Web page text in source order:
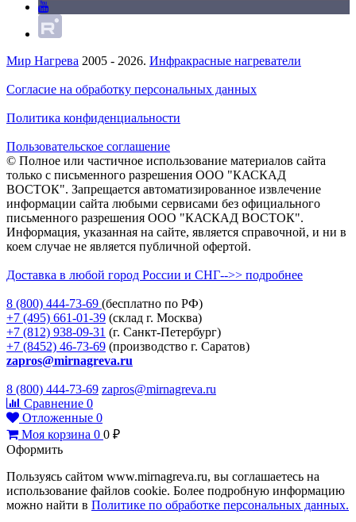
Мир Нагрева 2005 - 2026. Инфракрасные нагреватели
Согласие на обработку персональных данных
Политика конфиденциальности
Пользовательское соглашение
© Полное или частичное использование материалов сайта
только с письменного разрешения ООО "КАСКАД
ВОСТОК". Запрещается автоматизированное извлечение
информации сайта любыми сервисами без официального
письменного разрешения ООО "КАСКАД ВОСТОК".
Информация, указанная на сайте, является справочной, и ни в
коем случае не является публичной офертой.
Доставка в любой город России и СНГ-->> подробнее
8 (800) 444-73-69 (бесплатно по РФ)
+7 (495) 661-01-39 (склад г. Москва)
+7 (812) 938-09-31 (г. Санкт-Петербург)
+7 (8452) 46-73-69 (производство г. Саратов)
zapros@mirnagreva.ru
8 (800) 444-73-69 zapros@mirnagreva.ru
Сравнение 0
Отложенные 0
Моя корзина 0 0 ₽
Оформить
Пользуясь сайтом www.mirnagreva.ru, вы соглашаетесь на
использование файлов cookie. Более подробную информацию
можно найти в Политике по обработке персональных данных.